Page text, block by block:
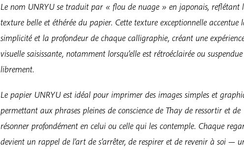
Le nom UNRYU se traduit par « flou de nuage » en japonais, reflétant
texture belle et éthérée du papier. Cette texture exceptionnelle accentue
simplicité et la profondeur de chaque calligraphie, créant une
visuelle saisissante, notamment lorsqu’elle est rétroéclairée ou suspendue
librement.
Le papier UNRYU est idéal pour imprimer des images simples et
permettant aux phrases pleines de conscience de Thay de ressortir et de
résonner profondément en celui ou celle qui les contemple. Chaque
devient un rappel de l’art de s’arrêter, de respirer et de revenir à soi —